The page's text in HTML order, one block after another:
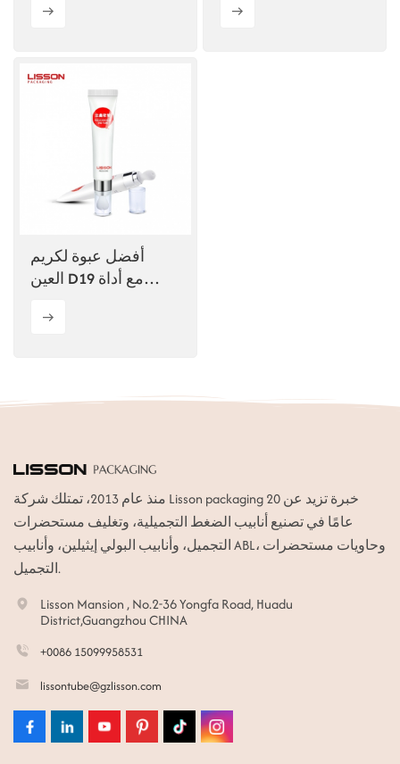
الشخصي
أفضل عبوة لكريم
العين D19 مع أداة
خدمة تصنيع المعدات
منذ عام 2013، تمتلك شركة Lisson packaging خبرة تزيد عن 20
عامًا في تصنيع أنابيب الضغط التجميلية، وتغليف مستحضرات
التجميل، وأنابيب البولي إيثيلين، وأنابيب ABL، وحاويات مستحضرات
التجميل.
Lisson Mansion , No.2-36 Yongfa Road, Huadu
District,Guangzhou CHINA
+0086 15099958531
lissontube@gzlisson.com